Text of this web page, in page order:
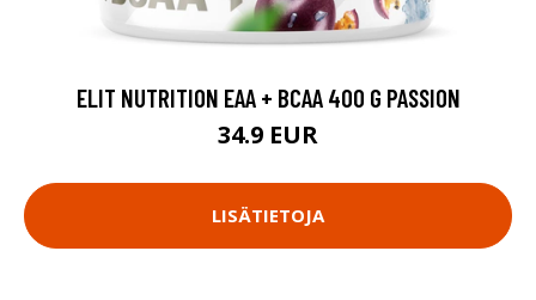
ELIT NUTRITION EAA + BCAA 400 G PASSION
34.9 EUR
LISÄTIETOJA